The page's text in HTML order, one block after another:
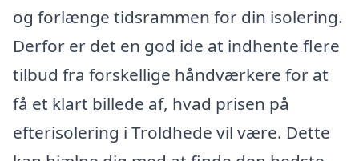
og forlænge tidsrammen for din isolering.
Derfor er det en god ide at indhente flere
tilbud fra forskellige håndværkere for at
få et klart billede af, hvad prisen på
efterisolering i Troldhede vil være. Dette